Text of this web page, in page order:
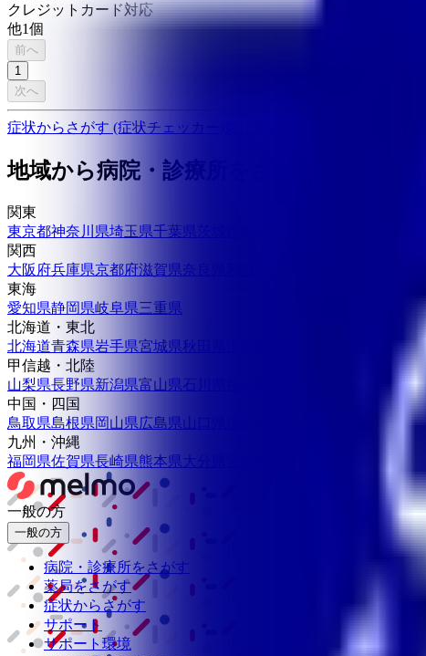
クレジットカード対応
他1個
前へ
1
次へ
症状からさがす (症状チェッカー)
地域から病院・診療所をさがす
関東
東京都神奈川県埼玉県千葉県
関西
大阪府兵庫県京都府滋賀県 奈良県
東海
愛知県静岡県岐阜県三重県
北海道・東北
北海道青森県岩手県宮城県 秋田県
甲信越・北陸
山梨県長野県新潟県富山県 石川県
中国・四国
鳥取県島根県岡山県広島県
九州・沖縄
福岡県佐賀県長崎県熊本県 大分県
一般の方
一般の方
病院・診療所をさがす
薬局をさがす
症状からさがす
サポート
サポート環境